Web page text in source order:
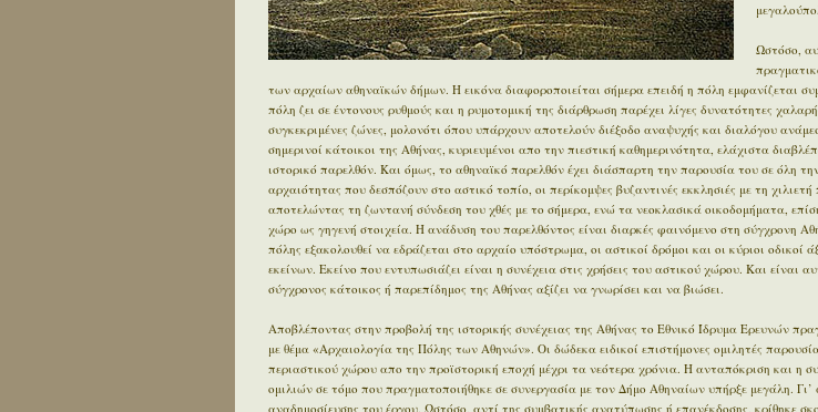
Ωστόσο,
των αρχαίων αθηναϊκών δήμων. Η εικόνα διαφοροποιείται σήμερα επειδή η πόλη εμφανίζεται
πόλη ζει σε έντονους ρυθμούς και η ρυμοτομική της διάρθρωση παρέχει λίγες δυνατότητες
συγκεκριμένες ζώνες, μολονότι όπου υπάρχουν αποτελούν διέξοδο αναψυχής και διαλόγου
σημερινοί κάτοικοι της Αθήνας, κυριευμένοι απο την πιεστική καθημερινότητα, ελάχιστα
ιστορικό παρελθόν. Και όμως, το αθηναϊκό παρελθόν έχει διάσπαρτη την παρουσία του σε όλη
αρχαιότητας που δεσπόζουν στο αστικό τοπίο, οι περίκομψες βυζαντινές εκκλησιές με τη
αποτελώντας τη ζωντανή σύνδεση του χθές με το σήμερα, ενώ τα νεοκλασικά οικοδομήματα,
χώρο ως γηγενή στοιχεία. Η ανάδυση του παρελθόντος είναι διαρκές φαινόμενο στη σύγχρονη
πόλης εξακολουθεί να εδράζεται στο αρχαίο υπόστρωμα, οι αστικοί δρόμοι και οι κύριοι οδικοί
εκείνων. Εκείνο που εντυπωσιάζει είναι η συνέχεια στις χρήσεις του αστικού χώρου. Και είναι
σύγχρονος κάτοικος ή παρεπίδημος της Αθήνας αξίζει να γνωρίσει και να βιώσει.
Αποβλέποντας στην προβολή της ιστορικής συνέχειας της Αθήνας το Εθνικό Ίδρυμα Ερευνών
με θέμα «Αρχαιολογία της Πόλης των Αθηνών». Οι δώδεκα ειδικοί επιστήμονες ομιλητές
περιαστικού χώρου απο την προϊστορική εποχή μέχρι τα νεότερα χρόνια. Η ανταπόκριση και η
ομιλιών σε τόμο που πραγματοποιήθηκε σε συνεργασία με τον Δήμο Αθηναίων υπήρξε μεγάλη.
αναδημοσίευσης του έργου. Ωστόσο, αντί της συμβατικής ανατύπωσης ή επανέκδοσης, κρίθηκε